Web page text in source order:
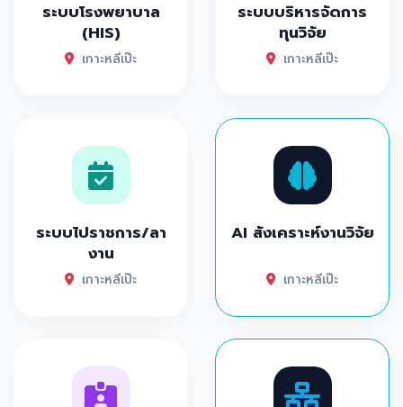
ระบบโรงพยาบาล
(HIS)
เกาะหลีเป๊ะ
ระบบบริหารจัดการ
ทุนวิจัย
เกาะหลีเป๊ะ
ระบบไปราชการ/ลา
งาน
เกาะหลีเป๊ะ
AI สังเคราะห์งานวิจัย
เกาะหลีเป๊ะ